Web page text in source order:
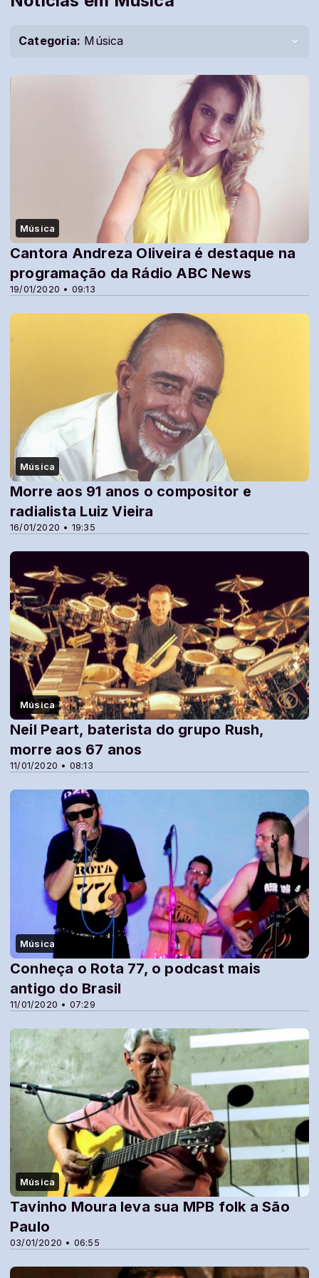
Categoria: Música
Música
19/01/2020 • 09:13
Cantora Andreza Oliveira é destaque na
programação da Rádio ABC News
Música
16/01/2020 • 19:35
Morre aos 91 anos o compositor e
radialista Luiz Vieira
Música
11/01/2020 • 08:13
Neil Peart, baterista do grupo Rush,
morre aos 67 anos
Música
11/01/2020 • 07:29
Conheça o Rota 77, o podcast mais
antigo do Brasil
Música
03/01/2020 • 06:55
Tavinho Moura leva sua MPB folk a São
Paulo